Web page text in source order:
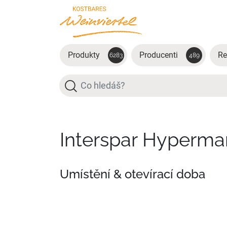
Přejít na hlavní obsah
Produkty 6283 Producenti 489
Hledat
Interspar
Umístění & otevírací doba